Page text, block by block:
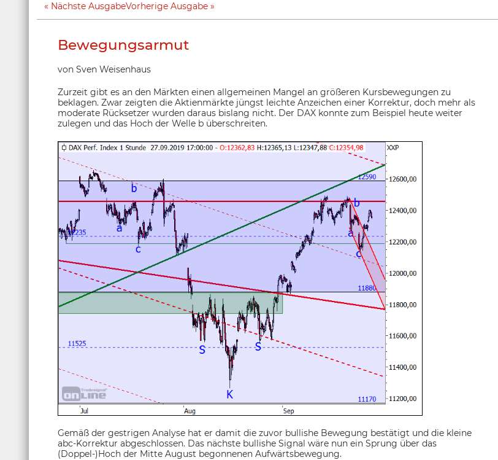
Nächste AusgabeVorherige Ausgabe
Bewegungsarmut
von Sven Weisenhaus
Zurzeit gibt es an den Märkten einen allgemeinen Mangel an größeren Kursbewegungen zu
beklagen. Zwar zeigten die Aktienmärkte jüngst leichte Anzeichen einer Korrektur, doch mehr als
moderate Rücksetzer wurden daraus bislang nicht. Der DAX konnte zum Beispiel heute weiter
zulegen und das Hoch der Welle b überschreiten.
Gemäß der gestrigen Analyse hat er damit die zuvor bullishe Bewegung bestätigt und die kleine
abc-Korrektur abgeschlossen. Das nächste bullishe Signal wäre nun ein Sprung über das
(Doppel-)Hoch der Mitte August begonnenen Aufwärtsbewegung.